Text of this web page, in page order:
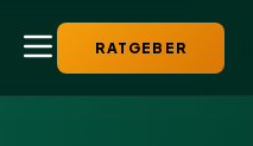
RATGEBER